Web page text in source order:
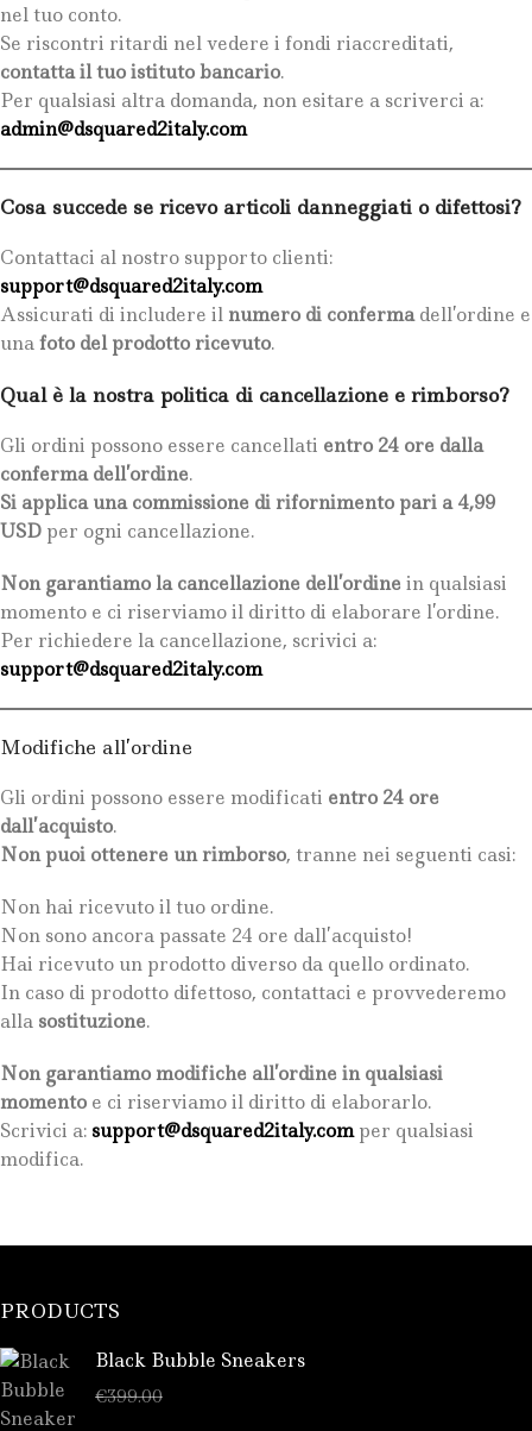
nel tuo conto.
Se riscontri ritardi nel vedere i fondi riaccreditati,
contatta il tuo istituto bancario.
Per qualsiasi altra domanda, non esitare a scriverci a:
admin@dsquared2italy.com
Cosa succede se ricevo articoli danneggiati o difettosi?
Contattaci al nostro supporto clienti:
support@dsquared2italy.com
Assicurati di includere il numero di confermadell’ordine e
unafoto del prodotto ricevuto.
Qual è la nostra politica di cancellazione e rimborso?
Gli ordini possono essere cancellati entro 24 ore dalla
conferma dell’ordine.
Si applica una commissione di rifornimento pari a 4,99
USD per ogni cancellazione.
Non garantiamo la cancellazione dell’ordine in qualsiasi
momento e ci riserviamo il diritto di elaborare l’ordine.
Per richiedere la cancellazione, scrivici a:
support@dsquared2italy.com
Modifiche all’ordine
Gli ordini possono essere modificati entro 24 ore
dall’acquisto.
Non puoi ottenere un rimborso, tranne nei seguenti casi:
Non hai ricevuto il tuo ordine.
Non sono ancora passate 24 ore dall’acquisto!
Hai ricevuto un prodotto diverso da quello ordinato.
In caso di prodotto difettoso, contattaci e provvederemo
alla sostituzione.
Non garantiamo modifiche all’ordine in qualsiasi
momento e ci riserviamo il diritto di elaborarlo.
Scrivici a: support@dsquared2italy.comper qualsiasi
modifica.
PRODUCTS
Black Bubble Sneakers
€399.00